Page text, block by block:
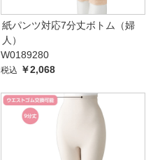
紙パンツ対応7分丈ボトム（婦
人）
W0189280
税込 ￥2,068